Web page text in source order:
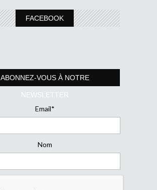
FACEBOOK
ABONNEZ-VOUS À NOTRE
NEWSLETTER
Email*
Nom